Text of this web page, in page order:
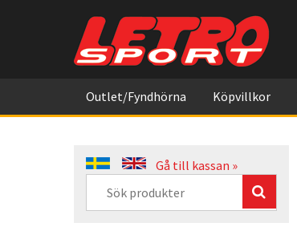
Outlet/Fyndhörna Köpvillkor
Gå till kassan »